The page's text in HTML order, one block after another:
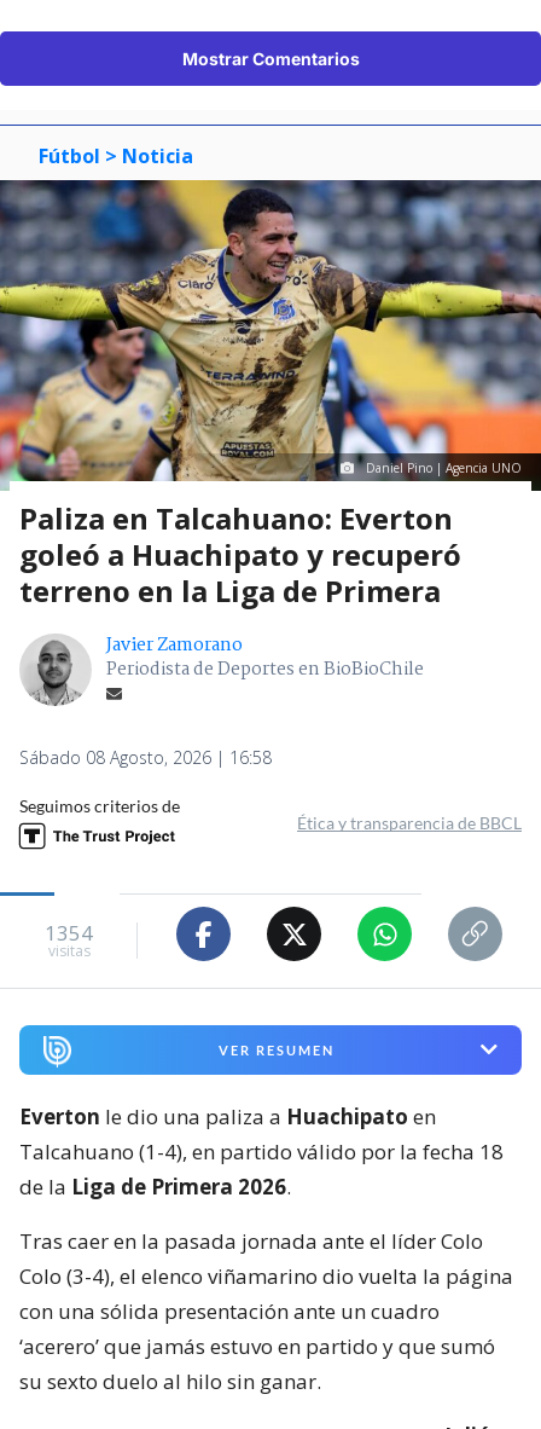
Mostrar Comentarios
Fútbol > Noticia
Daniel Pino | Agencia UNO
Paliza en Talcahuano: Everton
goleó a Huachipato y recuperó
terreno en la Liga de Primera
Javier Zamorano
Periodista de Deportes en BioBioChile
Sábado 08 Agosto, 2026 | 16:58
Seguimos criterios de
Ética y transparencia de BBCL
1354
visitas
VER RESUMEN
Everton le dio una paliza a Huachipato en
Talcahuano (1-4), en partido válido por la fecha 18
de la Liga de Primera 2026.
Tras caer en la pasada jornada ante el líder Colo
Colo (3-4), el elenco viñamarino dio vuelta la página
con una sólida presentación ante un cuadro
‘acerero’ que jamás estuvo en partido y que sumó
su sexto duelo al hilo sin ganar.